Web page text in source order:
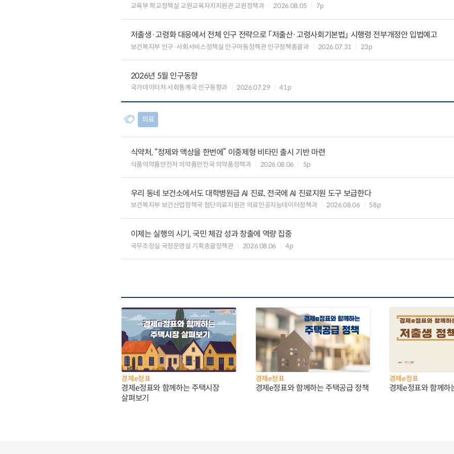
교육부 학교정책실 교원교육자치지원관 교원정책과 2026.08.05 7p
저출생·고령화 대응에서 전체 인구 전략으로 「저출산·고령사회기본법」 시행령 전부개정안 입법예고
보건복지부 인구·사회서비스정책실 인구아동정책관 인구정책총괄과 2026.07.31 23p
2026년 5월 인구동향
국가데이터처 사회통계국 인구동향과 2026.07.29 41p
의료
식약처, “정제와 액상을 한번에” 이중제형 비타민 출시 기반 마련
식품의약품안전처 의약품안전국 의약품정책과 2026.08.06 5p
우리 동네 보건소에서도 대학병원급 AI 진료, 전국에 AI 진료지원 도구 보급한다
보건복지부 보건산업정책국 첨단의료지원관 의료인공지능데이터정책과 2026.08.06 58p
이제는 실행의 시기, 국민 체감 성과 창출에 역량 집중
국무조정실 국정운영실 기획총괄정책관 2026.08.06 4p
경제e정표
경제e정표와 함께하는 주택시장
살펴보기
경제e정표
경제e정표와 함께하는 주택공급 정책
경제e정표
경제e정표와 함께하